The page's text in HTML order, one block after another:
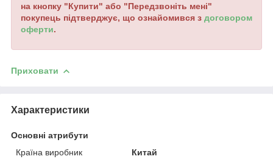
на кнопку "Купити" або "Передзвоніть мені"
покупець підтверджує, що ознайомився з договором
оферти.
Приховати
Характеристики
Основні атрибути
Країна виробник
Китай